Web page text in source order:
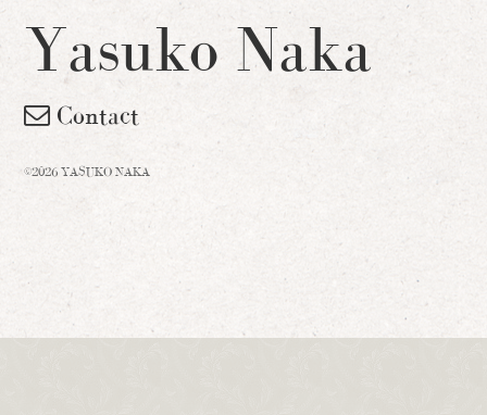
Yasuko Naka
Contact
©2026 YASUKO NAKA